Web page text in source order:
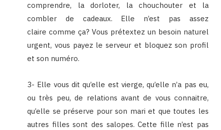
comprendre, la dorloter, la chouchouter et la
combler de cadeaux. Elle n’est pas assez
claire comme ça? Vous prétextez un besoin naturel
urgent, vous payez le serveur et bloquez son profil
et son numéro.
3- Elle vous dit qu’elle est vierge, qu’elle n’a pas eu,
ou très peu, de relations avant de vous connaitre,
qu’elle se préserve pour son mari et que toutes les
autres filles sont des salopes. Cette fille n’est pas